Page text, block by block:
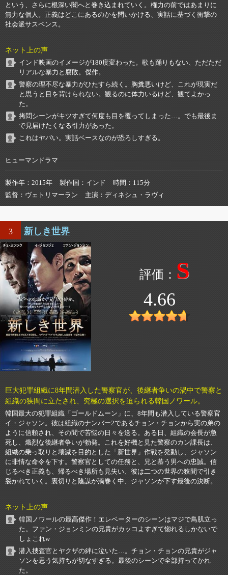
という、さらに根深い闇へと巻き込まれていく。権力の前ではあまりに
無力な個人。正義はどこにあるのかを問いかける、実話に基づく衝撃の
社会派サスペンス。
ネット上の声
インド映画のイメージが180度変わった。歌も踊りもない、ただただ
リアルな暴力と腐敗。傑作。
警察の理不尽な暴力がひたすら続く。胸糞悪いけど、これが現実だ
と思うと目を背けられない。観るのに体力いるけど、観てよかっ
た。
拷問シーンがキツすぎて何度も目を覆ってしまった…。でも最後ま
で見届けたくなる引力があった。
これはヤバい。実話ベースなのが恐ろしすぎる。
ヒューマンドラマ
製作年 2015年 製作国 インド 時間
115分
監督
ヴェトリマーラン 主演 ディネシュ・ラヴィ
3 新しき世界
S
4.66
巨大犯罪組織に8年間潜入した警察官が、後継者争いの渦中で警察と
組織の狭間に立たされ、究極の選択を迫られる韓国ノワール。
韓国最大の犯罪組織「ゴールドムーン」に、8年間も潜入している警察官
イ・ジャソン。彼は組織のナンバー2であるチョン・チョンから実の弟の
ように信頼され、その間で苦悩の日々を送る。ある日、組織の会長が急
死し、熾烈な後継者争いが勃発。これを好機と見た警察のカン課長は、
組織の乗っ取りと壊滅を目的とした「新世界」作戦を発動し、ジャソン
に非情な命令を下す。警察官としての任務と、兄と慕う男への忠誠。信
じるべき正義も、帰るべき場所も見失い、彼は二つの世界の狭間で引き
裂かれていく。裏切りと陰謀が渦巻く中、ジャソンが下す最後の決断。
ネット上の声
韓国ノワールの最高傑作！エレベーターのシーンはマジで鳥肌立っ
た。ファン・ジョンミンの兄貴がカッコよすぎて惚れるしかないで
しょこれw
潜入捜査官とヤクザの絆に泣いた…。チョン・チョンの兄貴がジャ
ソンを思う気持ちが切なすぎる。最後のシーンで全部持ってかれ
た。